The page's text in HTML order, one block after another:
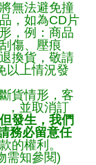
無法避免撞
，如為CD片
，例：商品
傷、壓痕
換貨，敬請
以上情況發
貨情形，客
，並取消訂
發生，我們
務必留意任
的權利。
需知參閱)